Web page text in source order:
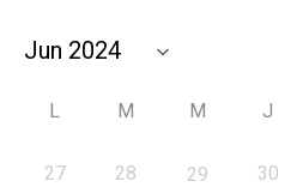
L M M J
27 28 29 30